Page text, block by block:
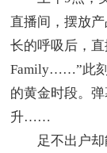
直播间，摆放
长的呼吸后，直
Family……”此刻
的黄金时段。
升……
足不出户却